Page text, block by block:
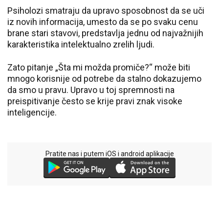
Psiholozi smatraju da upravo sposobnost da se uči
iz novih informacija, umesto da se po svaku cenu
brane stari stavovi, predstavlja jednu od najvažnijih
karakteristika intelektualno zrelih ljudi.
Zato pitanje „Šta mi možda promiče?“ može biti
mnogo korisnije od potrebe da stalno dokazujemo
da smo u pravu. Upravo u toj spremnosti na
preispitivanje često se krije pravi znak visoke
inteligencije.
Pratite nas i putem iOS i android aplikacije